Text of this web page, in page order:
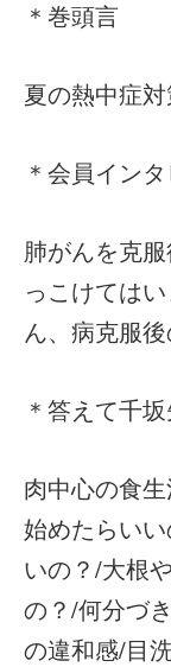
＊巻頭言
夏の熱中症
＊会員イン
肺がんを克
っこけては
ん、病克服
＊答えて千
肉中心の食
始めたらい
いの？/大根
の？/何分づ
の違和感/目